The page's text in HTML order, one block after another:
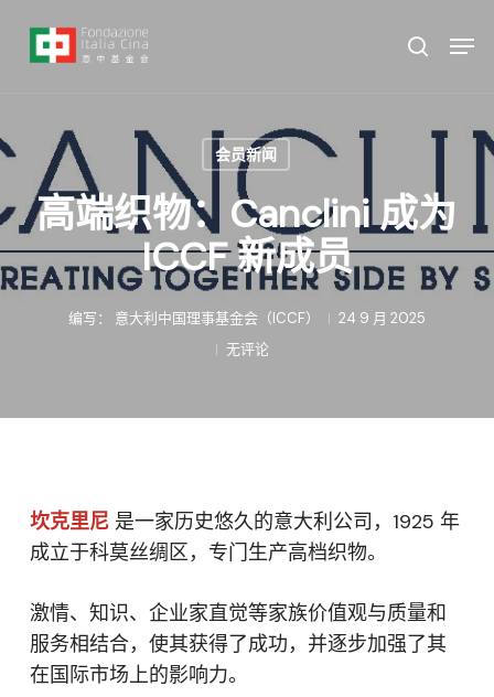
内
搜索
菜单
会员新闻
高端织物：Canclini 成为
ICCF 新成员
编写： 意大利中国理事基金会（ICCF）
24 9 月 2025
无评论
坎克里尼是一家历史悠久的意大利公司，1925 年
成立于科莫丝绸区，专门生产高档织物。
激情、知识、企业家直觉等家族价值观与质量和
服务相结合，使其获得了成功，并逐步加强了其
在国际市场上的影响力。
单